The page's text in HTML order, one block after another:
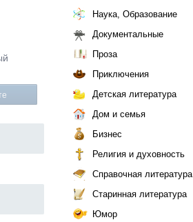
Наука, Образование
Документальные
Проза
Приключения
Детская литература
Дом и семья
Бизнес
Религия и духовность
Справочная литература
Старинная литература
Юмор